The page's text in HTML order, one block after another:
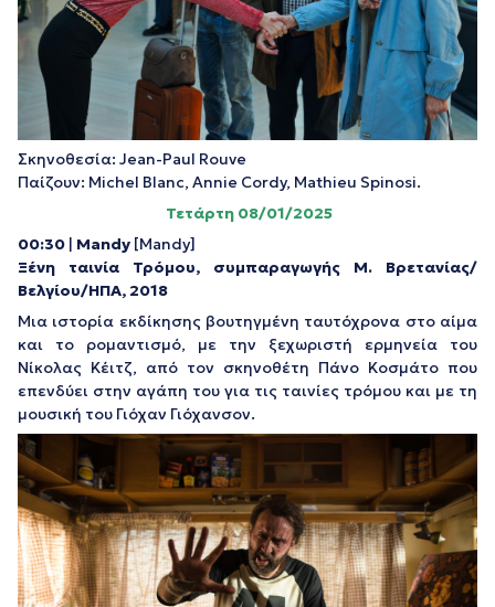
Σκηνοθεσία: Jean-Paul Rouve
Παίζουν: Michel Blanc, Annie Cordy, Mathieu Spinosi.
Τετάρτη 08/01/2025
00:30 | Mandy [Mandy]
Ξένη ταινία Τρόμου, συμπαραγωγής Μ. Βρετανίας/
Βελγίου/ΗΠΑ, 2018
Μια ιστορία εκδίκησης βουτηγμένη ταυτόχρονα στο αίμα
και το ρομαντισμό, με την ξεχωριστή ερμηνεία του
Νίκολας Κέιτζ, από τον σκηνοθέτη Πάνο Κοσμάτο που
επενδύει στην αγάπη του για τις ταινίες τρόμου και με τη
μουσική του Γιόχαν Γιόχανσον.